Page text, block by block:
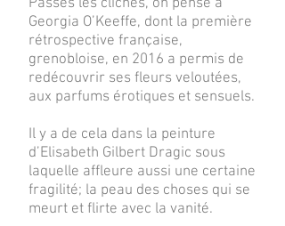
Passés les clichés, on pense à
Georgia O’Keeffe, dont la première
rétrospective française,
grenobloise, en 2016 a permis de
redécouvrir ses fleurs veloutées,
aux parfums érotiques et sensuels.
Il y a de cela dans la peinture
d’Elisabeth Gilbert Dragic sous
laquelle affleure aussi une certaine
fragilité; la peau des choses qui se
meurt et flirte avec la vanité.